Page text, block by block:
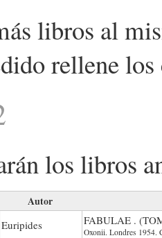
libros al
rellene
los libros
Autor
Euripides FABULAE .
Oxonii. Londres 1954.